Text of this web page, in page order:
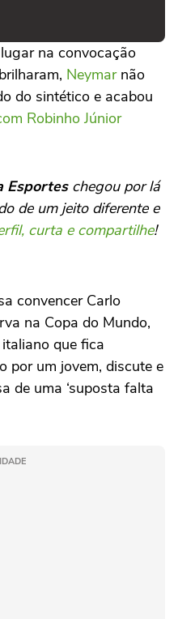
na convocação
Neymarnão
do sintético e acabou
Robinho Júnior
Esporteschegou por lá
de um jeito diferente e
curta e compartilhe!
convencer Carlo
na Copa do Mundo,
que fica
por um jovem, discute e
de uma ‘suposta falta